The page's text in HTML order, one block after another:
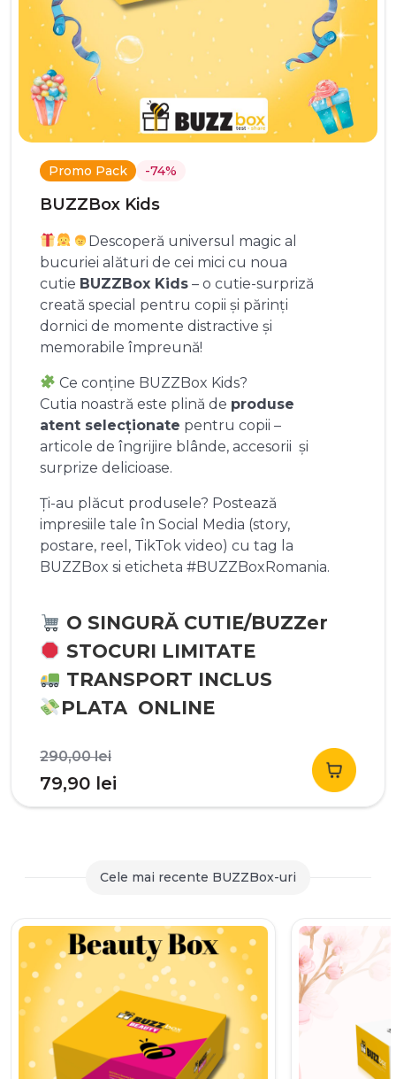
Promo Pack -74%
BUZZBox Kids
Descoperă universul magic al
bucuriei alături de cei mici cu noua
cutie BUZZBox Kids – o cutie-surpriză
creată special pentru copii și părinți
dornici de momente distractive și
memorabile împreună!
Ce conține BUZZBox Kids?
Cutia noastră este plină de produse
atent selecționate pentru copii –
articole de îngrijire blânde, accesorii și
surprize delicioase.
Ți-au plăcut produsele? Postează
impresiile tale în Social Media (story,
postare, reel, TikTok video) cu tag la
BUZZBox si eticheta #BUZZBoxRomania.
O SINGURĂ CUTIE/BUZZer
STOCURI LIMITATE
TRANSPORT INCLUS
PLATA ONLINE
290,00leiPrețul
inițial
a
290,00 lei.
79,90 lei
curent
79,90 lei.
Cele mai recente BUZZBox-uri